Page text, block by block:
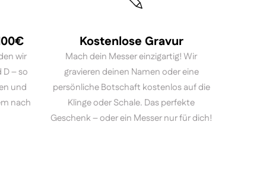
wir
– so
und
nach
Kostenlose Gravur
Mach dein Messer einzigartig! Wir
gravieren deinen Namen oder eine
persönliche Botschaft kostenlos auf die
Klinge oder Schale. Das perfekte
Geschenk – oder ein Messer nur für dich!